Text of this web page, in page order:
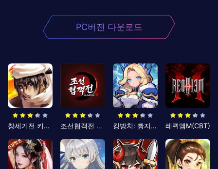
PC버전 다운로드
창세기전 키우기 조선협객전 클래식 킹방치: 빵지의 제왕 레퀴엠M(CBT)